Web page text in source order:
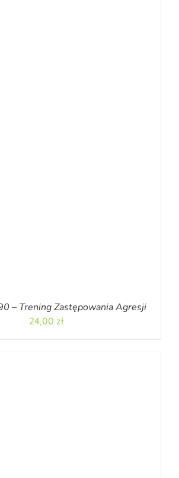
– Trening Zastępowania Agresji
24,00 zł